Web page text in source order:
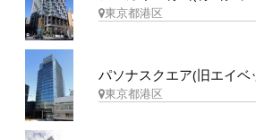
東京都港区
パソナスクエア(旧エイベ
東京都港区